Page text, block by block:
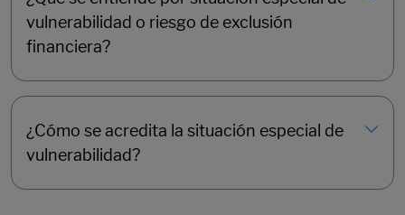
vulnerabilidad o riesgo de exclusión
financiera?
¿Cómo se acredita la situación especial de
vulnerabilidad?